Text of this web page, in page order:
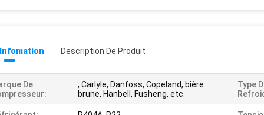
Description De Produit
De
, Carlyle, Danfoss, Copeland, bière
brune, Hanbell, Fusheng, etc.
Type